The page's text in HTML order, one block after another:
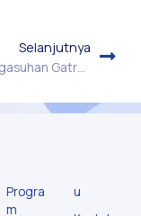
Selanjutnya
Modul Pengasuhan Gatra Karakter Akademi Kepolisian Republik Indonesia
Progra
m
u